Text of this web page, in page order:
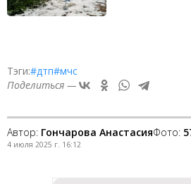
Тэги:#дтп#мчс
Поделиться —
Автор: Гончарова АнастасияФото:
4 июля 2025 г. 16:12